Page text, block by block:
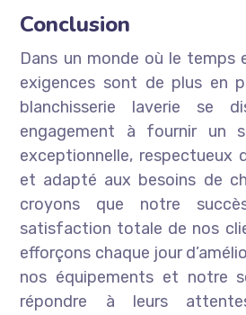
Conclusion
Dans un monde où le temps
exigences sont de plus en
blanchisserie laverie se
engagement à fournir un
exceptionnelle, respectueux
et adapté aux besoins de
croyons que notre
satisfaction totale de nos
efforçons chaque jour
nos équipements et notre
répondre à leurs